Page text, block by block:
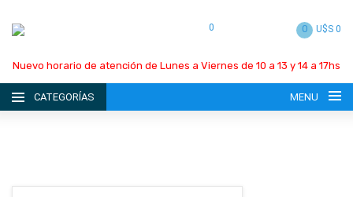
0 0 U$S 0
Nuevo horario de atención de Lunes a Viernes de 10 a 13 y 14 a 17hs
CATEGORÍAS MENU